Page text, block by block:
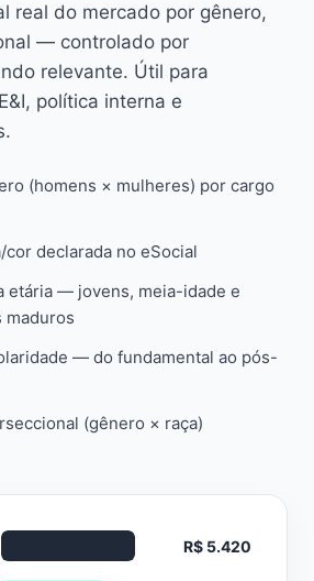
real do mercado por gênero,
— controlado por
relevante. Útil para
política interna e
(homens × mulheres) por cargo
cor declarada no eSocial
etária — jovens, meia-idade e
maduros
— do fundamental ao pós-
(gênero × raça)
R$ 5.420